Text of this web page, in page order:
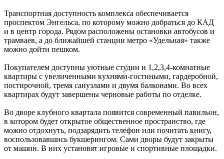
Транспортная доступность комплекса обеспечивается
проспектом Энгельса, по которому можно добраться до КАД
и в центр города. Рядом расположены остановки автобусов и
трамваев, а до ближайшей станции метро «Удельная» также
можно дойти пешком.
Покупателем доступны уютные студии и 1,2,3,4-комнатные
квартиры с увеличенными кухнями-гостиными, гардеробной,
постирочной, тремя санузлами и двумя балконами. Во всех
квартирах будут завершены черновые работы по отделке.
Во дворе клубного квартала появится современный павильон,
в котором будет открытое общественное пространство, где
можно отдохнуть, подзарядить телефон или почитать книгу,
воспользовавшись букшерингом. Сами дворы будут закрыты
от машин. В них установят игровые и спортивные площадки.